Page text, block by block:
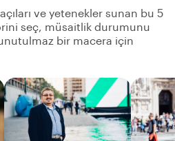
ve yetenekler sunan bu 5
seç, müsaitlik durumunu
bir macera için